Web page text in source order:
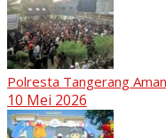
Polresta Tangerang
10 Mei 2026